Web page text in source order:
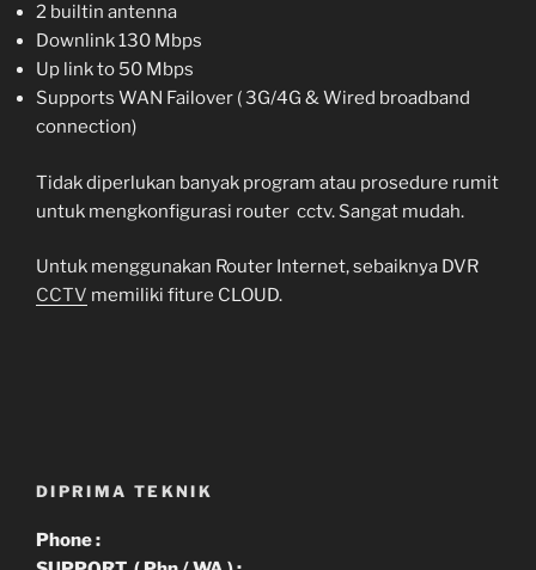
2 builtin antenna
Downlink 130 Mbps
Up link to 50 Mbps
Supports WAN Failover ( 3G/4G & Wired broadband
connection)
Tidak diperlukan banyak program atau prosedure rumit
untuk mengkonfigurasi router cctv. Sangat mudah.
Untuk menggunakan Router Internet, sebaiknya DVR
CCTV memiliki fiture CLOUD.
DIPRIMA TEKNIK
Phone :